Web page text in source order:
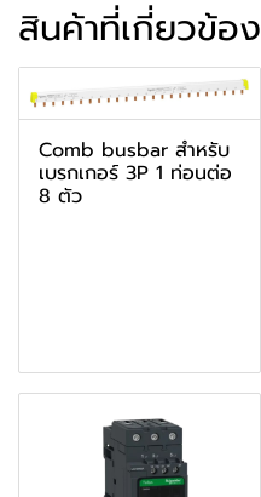
สินค้าที่เกี่ยวข้อง
Comb busbar สำหรับ
เบรกเกอร์ 3P 1 ท่อนต่อ
8 ตัว